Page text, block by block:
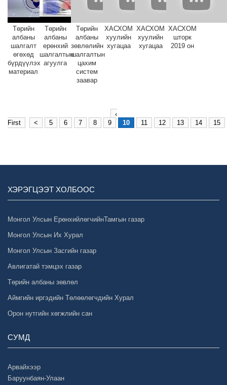
Төрийн
албаны
шалгалт
өгөхөд
бүрдүүлэх
материал
Төрийн
албаны
ерөнхий
шалгалтын
агуулга
Төрийн
албаны
зөвлөлийн
шалгалтын
цахим
систем
заавар
ХАСХОМ
хуулийн
хугацаа
ХАСХОМ
хуулийн
хугацаа
ХАСХОМ
шторк
2019 он
‹
First
< 5 6 7 8 9 10 11 12 13 14 15
ХЭРЭГЦЭЭТ ХОЛБООС
Монгол Улсын ЕрөнхийлөгчийнТамгын газар
Монгол Улсын Их Хурал
Монгол Улсын Засгийн газар
Авлигатай тэмцэх газар
Төрийн албаны зөвлөл
Аймгийн иргэдийн Төлөөлөгчдийн Хурал
Орон нутгийн хөгжлийн сан
СУМД
Арвайхээр
Баруунбаян-Улаан